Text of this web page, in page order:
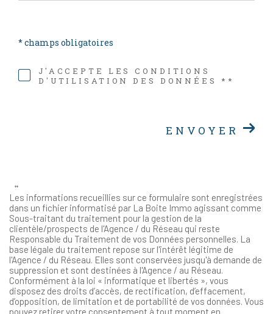
* champs obligatoires
J'ACCEPTE LES CONDITIONS
D'UTILISATION DES DONNÉES **
ENVOYER
**
Les informations recueillies sur ce formulaire sont enregistrées
dans un fichier informatisé par La Boite Immo agissant comme
Sous-traitant du traitement pour la gestion de la
clientèle/prospects de l'Agence / du Réseau qui reste
Responsable du Traitement de vos Données personnelles. La
base légale du traitement repose sur l'intérêt légitime de
l'Agence / du Réseau. Elles sont conservées jusqu'à demande de
suppression et sont destinées à l'Agence / au Réseau.
Conformément à la loi « informatique et libertés », vous
disposez des droits d’accès, de rectification, d’effacement,
d’opposition, de limitation et de portabilité de vos données. Vous
pouvez retirer votre consentement à tout moment en